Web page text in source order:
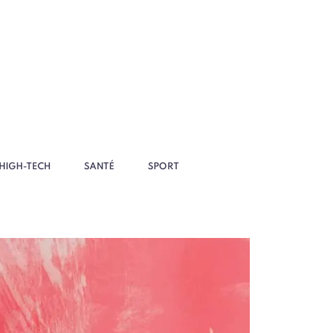
HIGH-TECH SANTÉ SPORT